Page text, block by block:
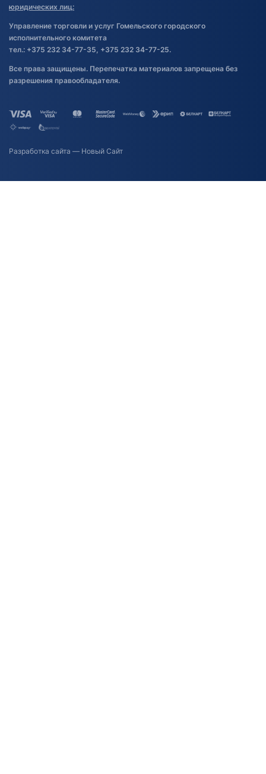
юридических лиц:
Управление торговли и услуг Гомельского городского
исполнительного комитета
тел.: +375 232 34-77-35, +375 232 34-77-25.
Все права защищены. Перепечатка материалов запрещена без
разрешения правообладателя.
Разработка сайта — Новый Сайт